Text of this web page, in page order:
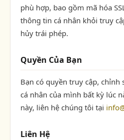
phù hợp, bao gồm mã hóa
thông tin cá nhân khỏi truy
hủy trái phép.
Quyền Của Bạn
Bạn có quyền truy cập, chỉnh
cá nhân của mình bất kỳ lúc
này, liên hệ chúng tôi tại
Liên Hệ